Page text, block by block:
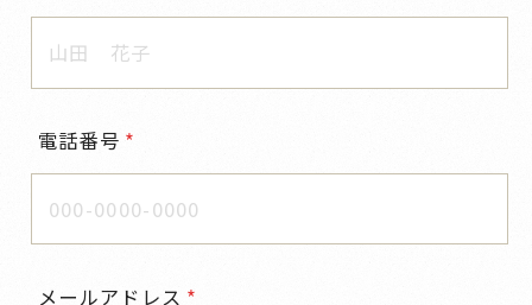
電話番号
メールアドレス